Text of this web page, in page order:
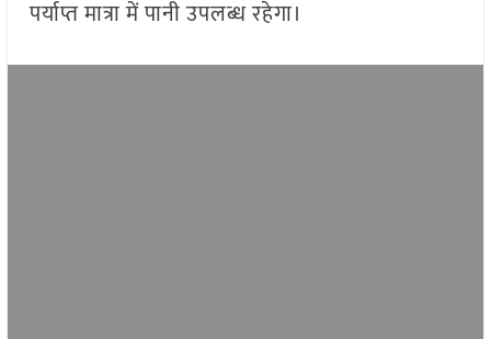
पर्याप्त मात्रा में पानी उपलब्ध रहेगा।